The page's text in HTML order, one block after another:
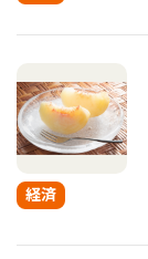
経済